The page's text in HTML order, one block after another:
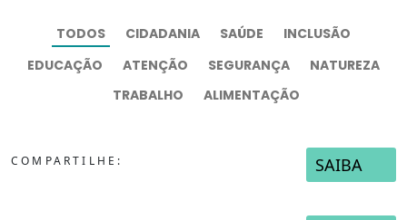
TODOS CIDADANIA SAÚDE
INCLUSÃO
EDUCAÇÃO
ATENÇÃO SEGURANÇA
NATUREZA
TRABALHO
ALIMENTAÇÃO
COMPARTILHE: SAIBA